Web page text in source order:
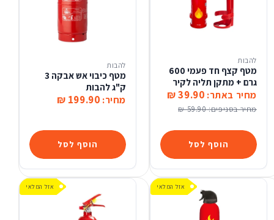
הוסף לסל
להבות
מטף קצף חד פעמי 600
גרם + מתקן תליה לקיר
מחיר באתר: 39.90 ₪
מחיר בסניפים:59.90 ₪
הוסף לסל
להבות
מטף כיבוי אש אבקה 3
ק"ג להבות
מחיר: 199.90 ₪
אזל המלאי אזל המלאי